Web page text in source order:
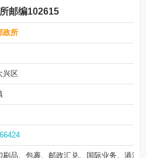
邮编102615
政所
兴区
刷品、包裹、邮政汇兑、国际业务、港澳